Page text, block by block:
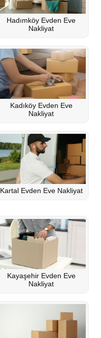
Hadımköy Evden Eve
Nakliyat
Kadıköy Evden Eve
Nakliyat
Kartal Evden Eve Nakliyat
Kayaşehir Evden Eve
Nakliyat